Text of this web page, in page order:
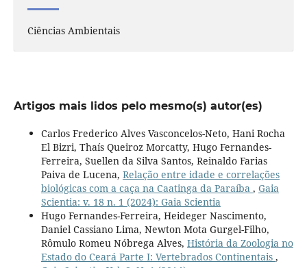
Ciências Ambientais
Artigos mais lidos pelo mesmo(s) autor(es)
Carlos Frederico Alves Vasconcelos-Neto, Hani Rocha
El Bizri, Thaís Queiroz Morcatty, Hugo Fernandes-
Ferreira, Suellen da Silva Santos, Reinaldo Farias
Paiva de Lucena, Relação entre idade e correlações
biológicas com a caça na Caatinga da Paraíba , Gaia
Scientia: v. 18 n. 1 (2024): Gaia Scientia
Hugo Fernandes-Ferreira, Heideger Nascimento,
Daniel Cassiano Lima, Newton Mota Gurgel-Filho,
Rômulo Romeu Nóbrega Alves, História da Zoologia no
Estado do Ceará Parte I: Vertebrados Continentais ,